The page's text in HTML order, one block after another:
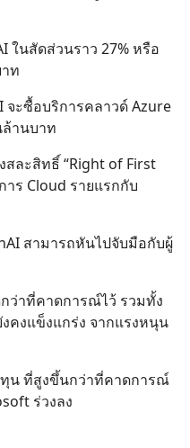
ในสัดส่วนราว 27% หรือ
ท
ะซื้อบริการคลาวด์ Azure
านบาท
ละสิทธิ์ “Right of First
ร Cloud รายแรกกับ
สามารถหันไปจับมือกับผู้
ว่าที่คาดการณ์ไว้ รวมทั้ง
คงแข็งแกร่ง จากแรงหนุน
ทุน ที่สูงขึ้นกว่าที่คาดการณ์
ร่วงลง